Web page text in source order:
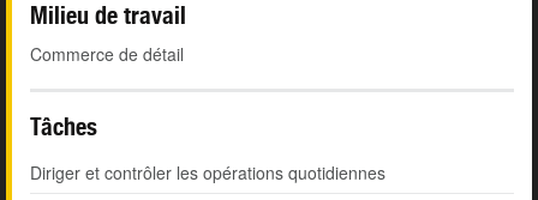
Milieu de travail
Commerce de détail
Tâches
Diriger et contrôler les opérations quotidiennes